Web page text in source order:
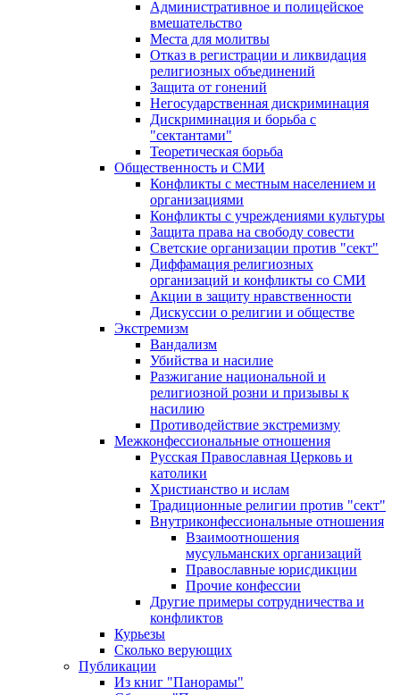
Административное и полицейское
вмешательство
Места для молитвы
Отказ в регистрации и ликвидация
религиозных объединений
Защита от гонений
Негосударственная дискриминация
Дискриминация и борьба с
"сектантами"
Теоретическая борьба
Общественность и СМИ
Конфликты с местным населением и
организациями
Конфликты с учреждениями культуры
Защита права на свободу совести
Светские организации против "сект"
Диффамация религиозных
организаций и конфликты со СМИ
Акции в защиту нравственности
Дискуссии о религии и обществе
Экстремизм
Вандализм
Убийства и насилие
Разжигание национальной и
религиозной розни и призывы к
насилию
Противодействие экстремизму
Межконфессиональные отношения
Русская Православная Церковь и
католики
Христианство и ислам
Традиционные религии против "сект"
Внутриконфессиональные отношения
Взаимоотношения
мусульманских организаций
Православные юрисдикции
Прочие конфессии
Другие примеры сотрудничества и
конфликтов
Курьезы
Сколько верующих
Публикации
Из книг "Панорамы"